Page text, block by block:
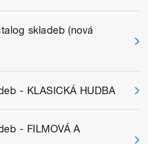
skladeb (nová
- KLASICKÁ HUDBA
- FILMOVÁ A